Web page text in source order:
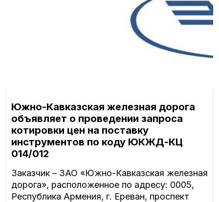
Южно-Кавказская железная дорога
объявляет о проведении запроса
котировки цен на поставку
инструментов по коду ЮКЖД-КЦ
014/012
Заказчик – ЗАО «Южно-Кавказская железная
дорога», расположенное по адресу: 0005,
Республика Армения, г. Ереван, проспект